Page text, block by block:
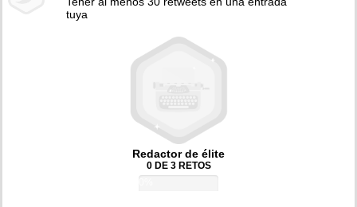
tuya
Redactor de élite
0 DE 3 RETOS